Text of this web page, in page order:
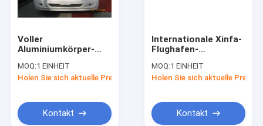
Voller
Aluminiumkörper-
Passagier-Bus mit
kurzem Drehungs-
MOQ:1 EINHEIT
Holen Sie sich aktuelle Preis
Kontakt
Internationale Xinfa-
Flughafen-
Turnning-Radius Vip-
Flughafen-Shuttle
MOQ:1 EINHEIT
Holen Sie sich aktuelle Preis
Kontakt